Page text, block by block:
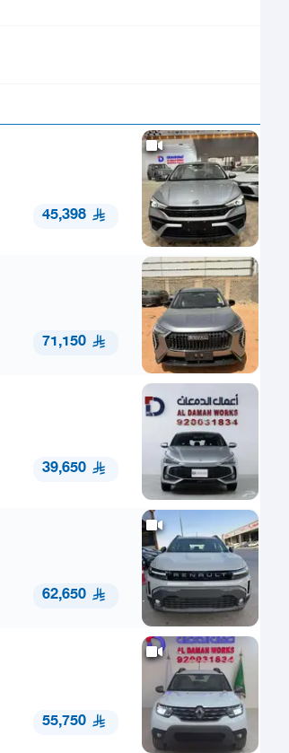
45,398
71,150
39,650
62,650
55,750